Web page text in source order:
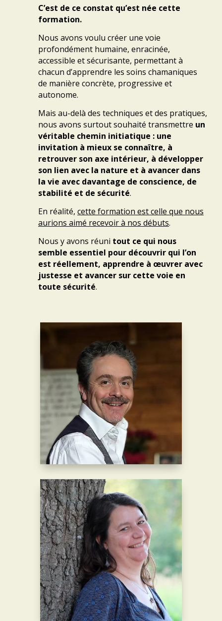
C’est de ce constat qu’est née cette
formation.
Nous avons voulu créer une voie
profondément humaine, enracinée,
accessible et sécurisante, permettant à
chacun d’apprendre les soins chamaniques
de manière concrète, progressive et
autonome.
Mais au-delà des techniques et des pratiques,
nous avons surtout souhaité transmettre un
véritable chemin initiatique : une
invitation à mieux se connaître, à
retrouver son axe intérieur, à développer
son lien avec la nature et à avancer dans
la vie avec davantage de conscience, de
stabilité et de sécurité.
En réalité, cette formation est celle que nous
aurions aimé recevoir à nos débuts.
Nous y avons réuni tout ce qui nous
semble essentiel pour découvrir qui l’on
est réellement, apprendre à œuvrer avec
justesse et avancer sur cette voie en
toute sécurité.